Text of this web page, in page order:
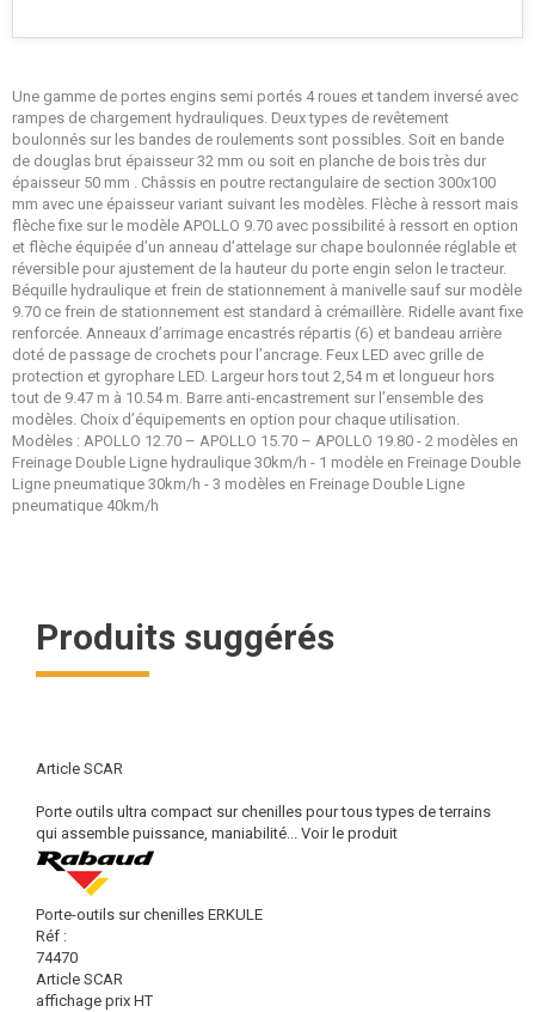
Une gamme de portes engins semi portés 4 roues et tandem inversé avec
rampes de chargement hydrauliques. Deux types de revêtement
boulonnés sur les bandes de roulements sont possibles. Soit en bande
de douglas brut épaisseur 32 mm ou soit en planche de bois très dur
épaisseur 50 mm . Châssis en poutre rectangulaire de section 300x100
mm avec une épaisseur variant suivant les modèles. Flèche à ressort mais
flèche fixe sur le modèle APOLLO 9.70 avec possibilité à ressort en option
et flèche équipée d’un anneau d’attelage sur chape boulonnée réglable et
réversible pour ajustement de la hauteur du porte engin selon le tracteur.
Béquille hydraulique et frein de stationnement à manivelle sauf sur modèle
9.70 ce frein de stationnement est standard à crémaillère. Ridelle avant fixe
renforcée. Anneaux d’arrimage encastrés répartis (6) et bandeau arrière
doté de passage de crochets pour l’ancrage. Feux LED avec grille de
protection et gyrophare LED. Largeur hors tout 2,54 m et longueur hors
tout de 9.47 m à 10.54 m. Barre anti-encastrement sur l’ensemble des
modèles. Choix d’équipements en option pour chaque utilisation.
Modèles : APOLLO 12.70 – APOLLO 15.70 – APOLLO 19.80 - 2 modèles en
Freinage Double Ligne hydraulique 30km/h - 1 modèle en Freinage Double
Ligne pneumatique 30km/h - 3 modèles en Freinage Double Ligne
pneumatique 40km/h
Produits suggérés
Article SCAR
Porte outils ultra compact sur chenilles pour tous types de terrains
qui assemble puissance, maniabilité... Voir le produit
Porte-outils sur chenilles ERKULE
Réf :
74470
Article SCAR
affichage prix HT